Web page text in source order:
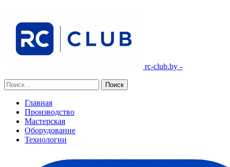
rc-club.by -
Главная
Производство
Мастерская
Оборудование
Технологии